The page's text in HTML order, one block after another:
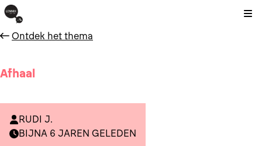
Ontdek het thema
Afhaal
RUDI J.
BIJNA 6 JAREN GELEDEN